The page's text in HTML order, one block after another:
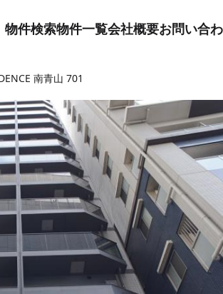
物件検索物件一覧会社概要お問い合
南青山 701